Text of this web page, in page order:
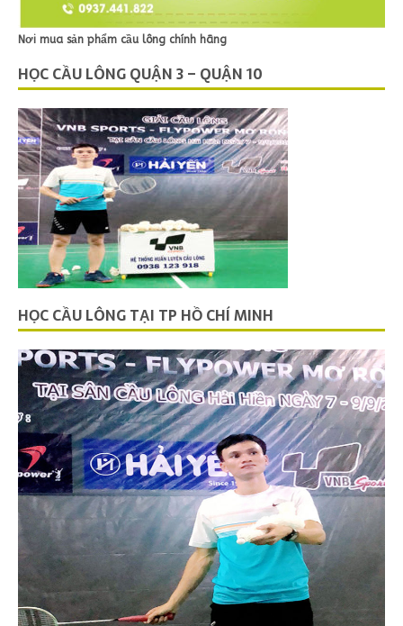
Nơi mua sản phẩm cầu lông chính hãng
HỌC CẦU LÔNG QUẬN 3 – QUẬN 10
HỌC CẦU LÔNG TẠI TP HỒ CHÍ MINH